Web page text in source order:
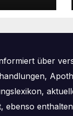
über
ebenso